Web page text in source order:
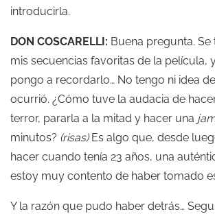
introducirla.
DON COSCARELLI: Buena pregunta.
mis secuencias favoritas de la película,
pongo a recordarlo… No tengo ni idea
ocurrió. ¿Cómo tuve la audacia de
terror, pararla a la mitad y hacer una
minutos? (risas)Es algo que, desde
hacer cuando tenía 23 años, una
estoy muy contento de haber tomado
Y la razón que pudo haber detrás…